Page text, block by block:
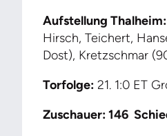
Aufstellung Thalheim:
Hirsch, Teichert,
Dost), Kretzschmar
Torfolge: 21. 1:0 ET
Zuschauer: 146